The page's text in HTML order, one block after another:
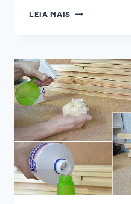
LEIA MAIS MORSA
MORDENTE